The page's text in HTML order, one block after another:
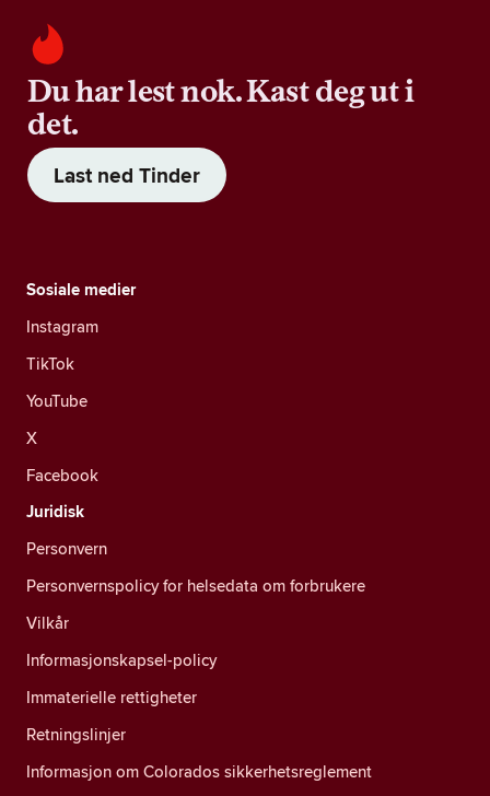
Du har lest nok. Kast deg ut i
det.
Last ned Tinder
Sosiale medier
Instagram
TikTok
YouTube
X
Facebook
Juridisk
Personvern
Personvernspolicy for helsedata om forbrukere
Vilkår
Informasjonskapsel-policy
Immaterielle rettigheter
Retningslinjer
Informasjon om Colorados sikkerhetsreglement